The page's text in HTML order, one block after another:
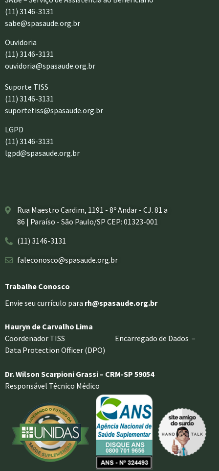
(11) 3146-3131
sabe@spasaude.org.br
Ouvidoria
(11) 3146-3131
ouvidoria@spasaude.org.br
Suporte TISS
(11) 3146-3131
suportetiss@spasaude.org.br
LGPD
(11) 3146-3131
lgpd@spasaude.org.br
Rua Maestro Cardim, 1191 - 8º Andar - CJ. 81 a
86 | Paraíso - São Paulo/SP CEP: 01323-001
(11) 3146-3131
faleconosco@spasaude.org.br
Trabalhe Conosco
Envie seu currículo para rh@spasaude.org.br
Hauryn de Carvalho Lima
Coordenador TISS Encarregado de Dados –
Data Protection Officer (DPO)
Dr. Wilson Scarpioni Grassi – CRM-SP 59054
Responsável Técnico Médico